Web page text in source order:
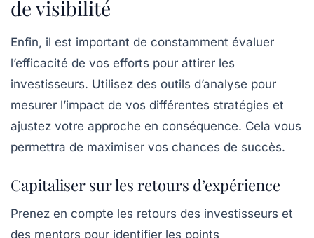
de visibilité
Enfin, il est important de constamment évaluer
l’efficacité de vos efforts pour attirer les
investisseurs. Utilisez des outils d’analyse pour
mesurer l’impact de vos différentes stratégies et
ajustez votre approche en conséquence. Cela vous
permettra de maximiser vos chances de succès.
Capitaliser sur les retours d’expérience
Prenez en compte les retours des investisseurs et
des mentors pour identifier les points